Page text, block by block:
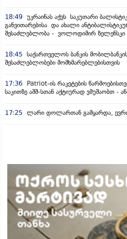
18:49 უკრაინას აქვს საკუთარი
განვითარებისა და ახალი
შესაძლებლობა - ვოლოდიმირ ზელენსკი
18:45 საქართველოს ბანკის
შესაძლებლობები მომხმარებლებისთვის
17:36
Patriot-ის რაკეტების
საკითზე აშშ-სთან აქტიურად ვმუშაობთ -
17:25 ლარი დოლართან გამყარდა,